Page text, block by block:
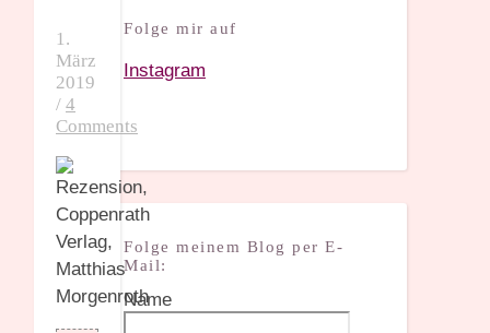
1.
März
2019
/ 4
Comments
Folge mir auf
Instagram
Folge meinem Blog per E-
Mail:
Name